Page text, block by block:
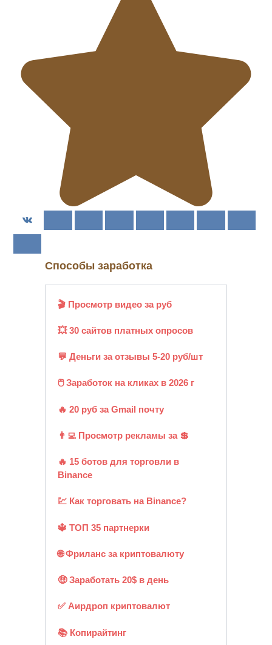
Способы заработка
🎬 Просмотр видео за руб
💥 30 сайтов платных опросов
💬 Деньги за отзывы 5-20 руб/шт
🖱️ Заработок на кликах в 2026 г
🔥 20 руб за Gmail почту
👨‍💻 Просмотр рекламы за 💲
🔥 15 ботов для торговли в
Binance
💹 Как торговать на Binance?
🔱 ТОП 35 партнерки
🌐 Фриланс за криптовалюту
🤑 Заработать 20$ в день
✅ Аирдроп криптовалют
📚 Копирайтинг